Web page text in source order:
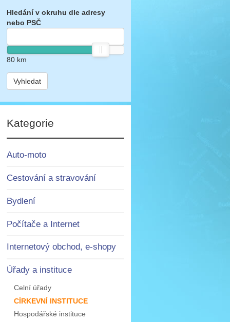
Hledání v okruhu dle adresy
nebo PSČ
80km
Vyhledat
Kategorie
Auto-moto
Cestování a stravování
Bydlení
Počítače a Internet
Internetový obchod, e-shopy
Úřady a instituce
Celní úřady
CÍRKEVNÍ INSTITUCE
Hospodářské instituce